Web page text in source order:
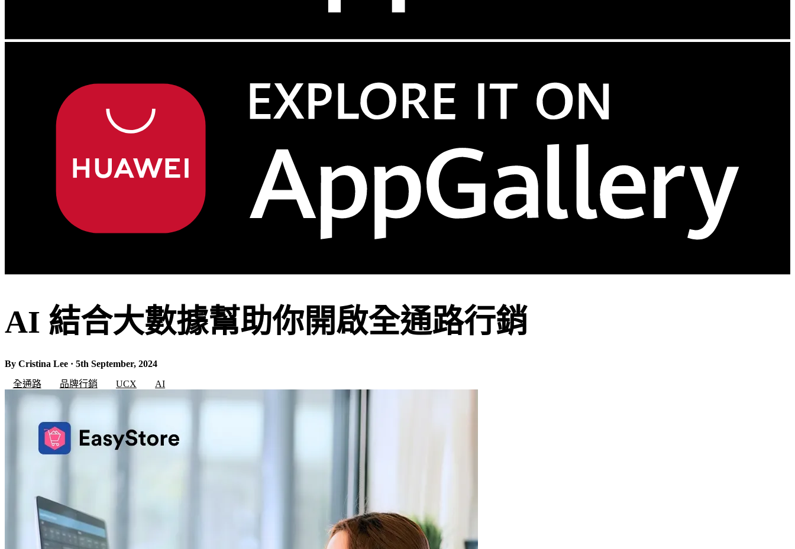
AI 結合大數據幫助你開啟全通路行銷
By Cristina Lee · 5th September, 2024
全通路
品牌行銷 UCX AI